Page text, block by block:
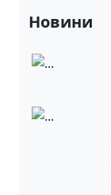
Новини